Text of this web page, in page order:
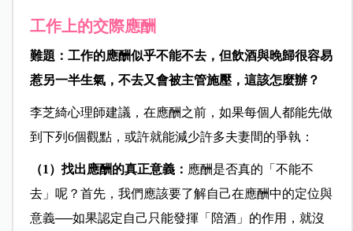
工作上的交際應酬
難題：工作的應酬似乎不能不去，但飲酒與晚歸很容易
惹另一半生氣，不去又會被主管施壓，這該怎麼辦？
李芝綺心理師建議，在應酬之前，如果每個人都能先做
到下列6個觀點，或許就能減少許多夫妻間的爭執：
（1）找出應酬的真正意義： 應酬是否真的「不能不
去」呢？首先，我們應該要了解自己在應酬中的定位與
意義──如果認定自己只能發揮「陪酒」的作用，就沒